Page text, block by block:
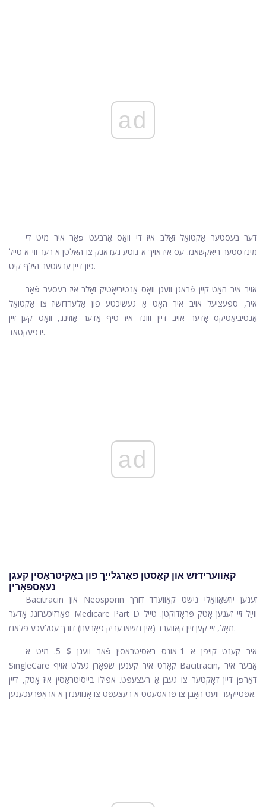
ad
דער בעסטער אַקטואַל זאַלב איז די וואָס אַרבעט פֿאַר איר מיט די
מינדסטער ריאַקשאַנז. עס איז אויך אַ גוטע געדאַנק צו האַלטן אַ רער ווי אַ טייל
פון דיין ערשטער הילף קיט.
אויב איר האָט קיין פֿראגן וועגן וואָס אַנטיביאָטיק זאַלב איז בעסער פֿאַר
איר, ספּעציעל אויב איר האָט אַ געשיכטע פון ​​אַלערדזשיז צו אַקטואַל
אַנטיביאַטיקס אָדער אויב דיין ווונד איז טיף אָדער אָוזינג, וואָס קען זיין
ינפעקטאַד.
ad
קאַווערידזש און קאָסטן פאַרגלייַך פון באַקיטראַסין קעגן
נעאָספּאָרין
Bacitracin און Neosporin זענען יוזשאַוואַלי נישט קאַווערד דורך
פאַרזיכערונג אָדער Medicare Part D ווייַל זיי זענען אָטק פּראָדוקטן. טייל
מאָל, זיי קען זיין קאַווערד (אין דזשאַנעריק פאָרעם) דורך עטלעכע פּלאַנז.
איר קענט קויפן אַ 1-אונס באַסיטראַסין פֿאַר וועגן $ 5. מיט אַ
SingleCare קאָרט איר קענען שפּאָרן געלט אויף Bacitracin, אָבער איר
דאַרפֿן דיין דאָקטער צו געבן אַ רעצעפּט. אפילו בייסיטראַסין איז אָטק, דיין
אַפּטייקער וועט האָבן צו פּראַסעסט אַ רעצעפּט צו אָנווענדן אַ אַראָפּרעכענען.